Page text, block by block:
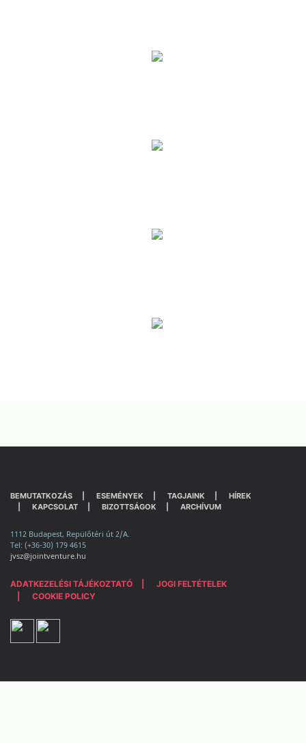
BEMUTATKOZÁS ESEMÉNYEK TAGJAINK
HÍREK
KAPCSOLAT
BIZOTTSÁGOK ARCHÍVUM
1112 Budapest, Repülőtéri út 2/A.
Tel: (+36-30) 179 4615
jvsz@jointventure.hu
ADATKEZELÉSI TÁJÉKOZTATÓ
JOGI FELTÉTELEK
COOKIE POLICY